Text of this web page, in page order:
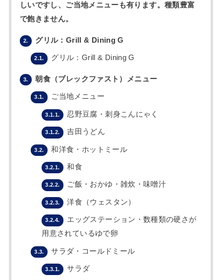
しいですし、ご当地メニューも有ります。種類豊富
で飽きません。
2. グリル：Grill & Dining G
2.1. グリル：Grill & Dining G
3. 朝食（ブレックファスト）メニュー
3.1. ご当地メニュー
3.1.1. 忍野豆腐・刺身こんにゃく
3.1.2. 吉田うどん
3.2. 和洋食・ホットミール
3.2.1. 和食
3.2.2. ご飯・おかゆ・雑炊・味噌汁
3.2.3. 洋食（ウェスタン）
3.2.4.
エッグステーション・数種類の硬さが
用意されているゆで卵
3.3. サラダ・コールドミール
3.3.1. サラダ